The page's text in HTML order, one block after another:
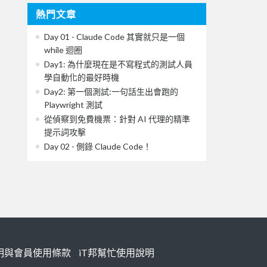
熱門文章
Day 01 - Claude Code 其實就只是一個
while 迴圈
Day1: 為什麼現在是不寫程式的測試人員
學自動化的最好時機
Day2: 第一個測試:一句話生出會跑的
Playwright 測試
從偵察到免費機票：針對 AI 代理的精準
提示詞攻擊
Day 02 - 側錄 Claude Code！
與會員使用條款 iT邦幫忙使用說明